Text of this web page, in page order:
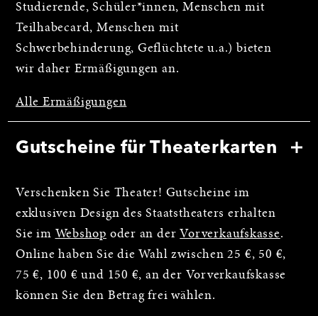
Studierende, Schüler*innen, Menschen mit
Teilhabecard, Menschen mit
Schwerbehinderung, Geflüchtete u.a.) bieten
wir daher Ermäßigungen an.
Alle Ermäßigungen
Gutscheine für Theaterkarten
Verschenken Sie Theater! Gutscheine im
exklusiven Design des Staatstheaters erhalten
Sie im Webshop oder an der Vorverkaufskasse.
Online haben Sie die Wahl zwischen 25 €, 50 €,
75 €, 100 € und 150 €, an der Vorverkaufskasse
können Sie den Betrag frei wählen.